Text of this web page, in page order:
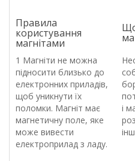
Правила
користування
магнітами
1 Магніти не можна
підносити близько до
електронних приладів,
щоб уникнути їх
поломки. Магніт має
магнетичну поле, яке
може вивести
електроприлад з ладу.
і